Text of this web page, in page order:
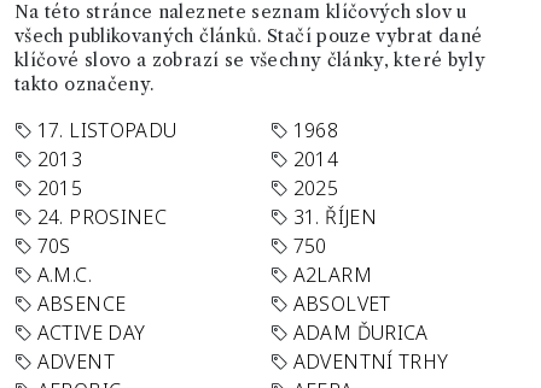
Na této stránce naleznete seznam klíčových slov u
všech publikovaných článků. Stačí pouze vybrat dané
klíčové slovo a zobrazí se všechny články, které byly
takto označeny.
17. LISTOPADU
1968
2013
2014
2015
2025
24. PROSINEC
31. ŘÍJEN
70S
750
A.M.C.
A2LARM
ABSENCE
ABSOLVET
ACTIVE DAY
ADAM ĎURICA
ADVENT
ADVENTNÍ TRHY